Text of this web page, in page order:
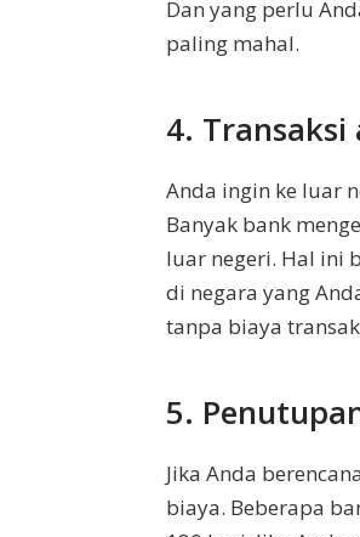
Dan yang perlu
paling mahal.
4. Transaksi
Anda ingin ke luar
Banyak bank
luar negeri. Hal ini
di negara yang
tanpa biaya
5.
Jika Anda
biaya. Beberapa